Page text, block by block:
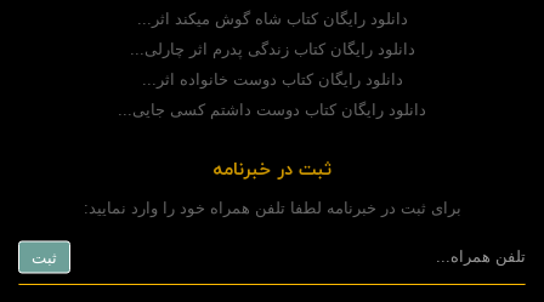
دانلود رایگان کتاب شاه گوش میکند اثر...
دانلود رایگان کتاب زندگی پدرم اثر چارلی...
دانلود رایگان کتاب دوست خانواده اثر...
دانلود رایگان کتاب دوست داشتم کسی جایی...
ثبت در خبرنامه
برای ثبت در خبرنامه لطفا تلفن همراه خود را وارد نمایید: